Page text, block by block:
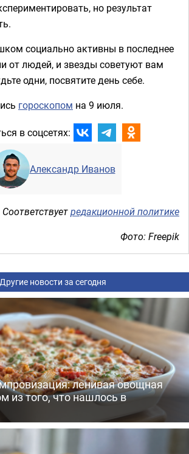
но результат
социально активны в последнее
от людей, и звезды советуют вам
одни, посвятите день себе.
гороскопом на 9 июля.
в соцсетях:
Александр Иванов
Соответствуетредакционной политике
Фото: Freepik
Другие новости за сегодня
ленивая овощная
из того, что нашлось в